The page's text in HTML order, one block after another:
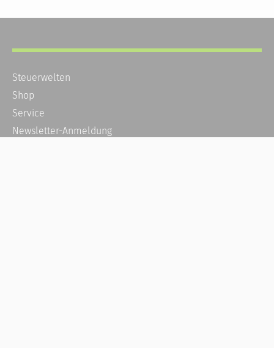
Steuerwelten
Shop
Service
Newsletter-Anmeldung